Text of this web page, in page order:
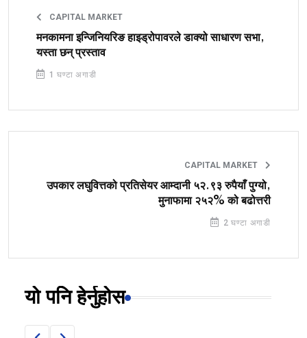
CAPITAL MARKET
मनकामना इन्जिनियरिङ हाइड्रोपावरले डाक्यो साधारण सभा,
यस्ता छन् प्रस्ताव
1 घण्टा अगाडी
CAPITAL MARKET
उपकार लघुवित्तको प्रतिसेयर आम्दानी ५२.९३ रुपैयाँ पुग्यो,
मुनाफामा २५२% को बढोत्तरी
2 घण्टा अगाडी
यो पनि हेर्नुहोस